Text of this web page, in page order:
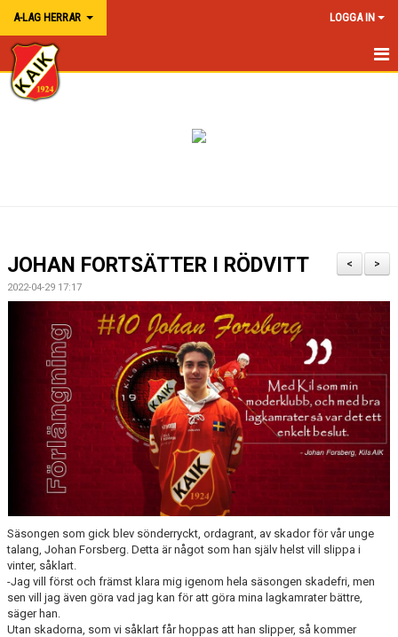
A-LAG HERRAR LOGGA IN
HEM A-LAG HERR
BILDGALLERI
>
<
JOHAN FORTSÄTTER I RÖDVITT
2022-04-29 17:17
Säsongen som gick blev sönderryckt, ordagrant, av skador för vår unge
talang, Johan Forsberg. Detta är något som han själv helst vill slippa i
vinter, såklart.
-Jag vill först och främst klara mig igenom hela säsongen skadefri, men
sen vill jag även göra vad jag kan för att göra mina lagkamrater bättre,
säger han.
Utan skadorna, som vi såklart får hoppas att han slipper, så kommer